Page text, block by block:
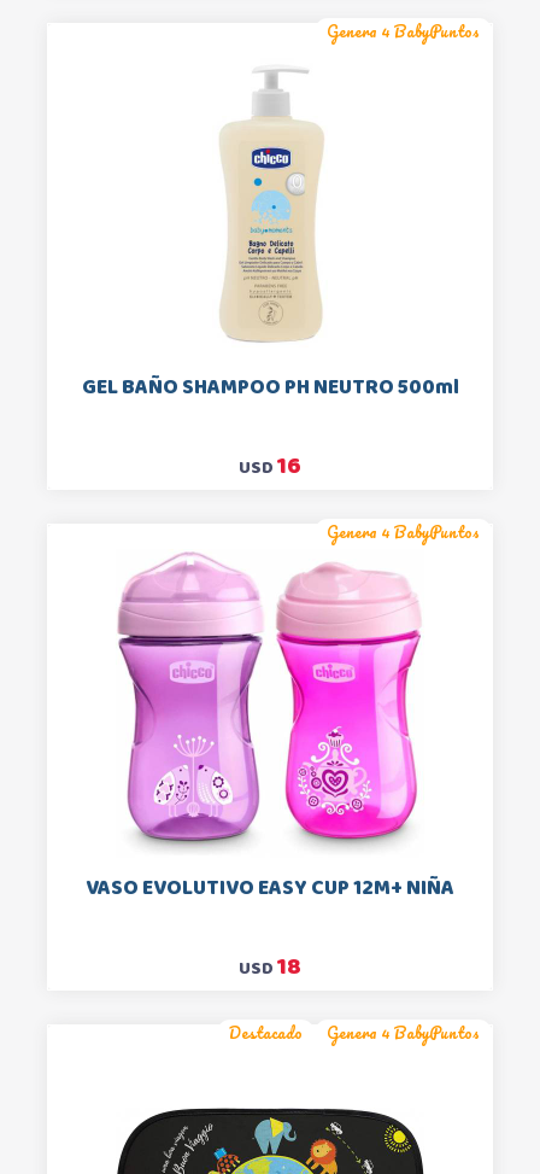
Genera 4 BabyPuntos
GEL BAÑO SHAMPOO PH NEUTRO 500ml
USD16
Genera 4 BabyPuntos
VASO EVOLUTIVO EASY CUP 12M+ NIÑA
USD18
Destacado Genera 4 BabyPuntos